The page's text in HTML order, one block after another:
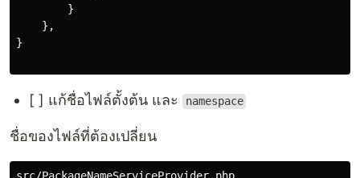
        }
    },
}
[ ] แก้ชื่อไฟล์ตั้งต้น และ namespace
ชื่อของไฟล์ที่ต้องเปลี่ยน